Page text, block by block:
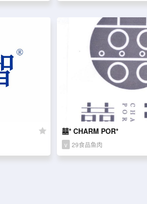
囍* CHARM POR*
v 29食品鱼肉